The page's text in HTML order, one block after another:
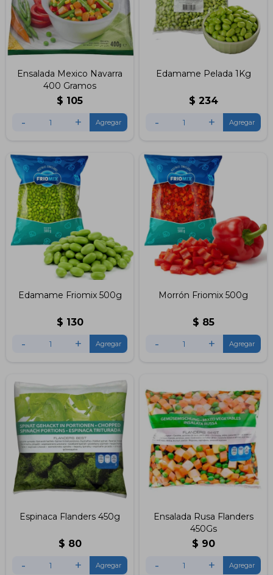
Ensalada Mexico Navarra
400 Gramos
$ 105
- +
Edamame Pelada 1Kg
$ 234
- +
Edamame Friomix 500g
$ 130
- +
Morrón Friomix 500g
$ 85
- +
Espinaca Flanders 450g
$ 80
- +
Ensalada Rusa Flanders
450Gs
$ 90
- +